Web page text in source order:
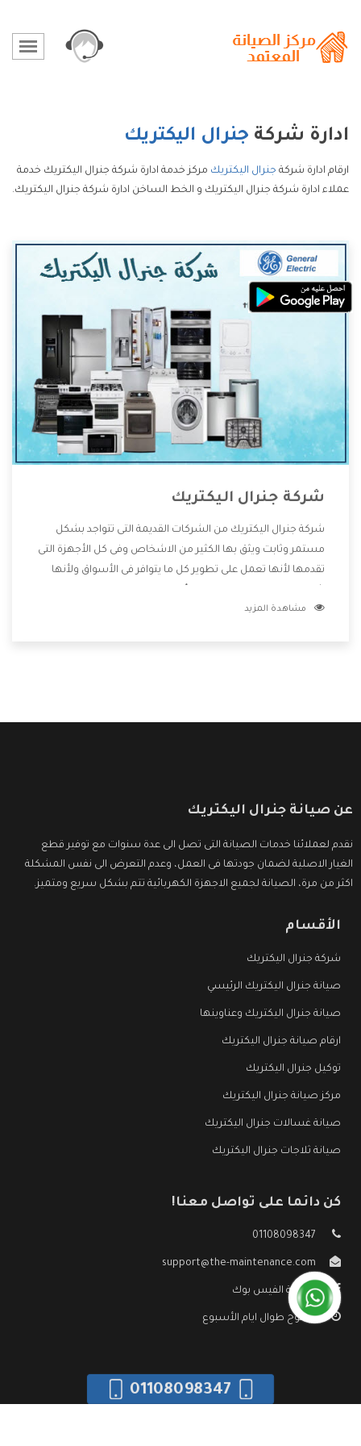
ادارة شركة جنرال اليكتريك
ارقام ادارة شركة جنرال اليكتريك مركز خدمة ادارة شركة جنرال اليكتريك خدمة
عملاء ادارة شركة جنرال اليكتريك و الخط الساخن ادارة شركة جنرال اليكتريك.
شركة جنرال اليكتريك
شركة جنرال اليكتريك من الشركات القديمة التى تتواجد بشكل
مستمر وثابت ويثق بها الكثير من الاشخاص وفى كل الأجهزة التى
تقدمها لأنها تعمل على تطوير كل ما يتوافر فى الأسواق ولأنها
المنتجات وتقدم للعملاء أقوى العروض والخصومات التى تسهل
مشاهدة المزيد
عن صيانة جنرال اليكتريك
نقدم لعملائنا خدمات الصيانة التى تصل الى عدة سنوات مع توفير قطع
الغيار الاصلية لضمان جودتها فى العمل، وعدم التعرض الى نفس المشكلة
اكثر من مرة، الصيانة لجميع الاجهزة الكهربائية تتم بشكل سريع ومتميز.
الأقسام
شركة جنرال اليكتريك
صيانة جنرال اليكتريك الرئيسي
صيانة جنرال اليكتريك وعناوينها
ارقام صيانة جنرال اليكتريك
توكيل جنرال اليكتريك
مركز صيانة جنرال اليكتريك
صيانة غسالات جنرال اليكتريك
صيانة ثلاجات جنرال اليكتريك
كن دائما على تواصل معنا!
01108098347
support@the-maintenance.com
صفحة الفيس بوك
مفتوح طوال ايام الأسبوع
01108098347